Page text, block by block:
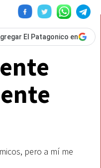
El Patagonico en
pero a mí me